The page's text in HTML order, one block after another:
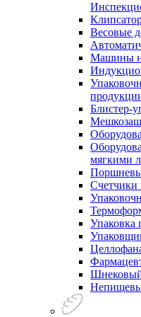
Весовые
Машины
Блистер-
мягкими
Счетчики
Упаковка
Шнековый